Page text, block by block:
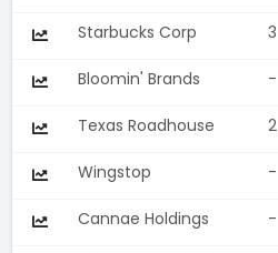
Starbucks Corp 3
Bloomin' Brands -
Texas Roadhouse 2
Wingstop -
Cannae Holdings -